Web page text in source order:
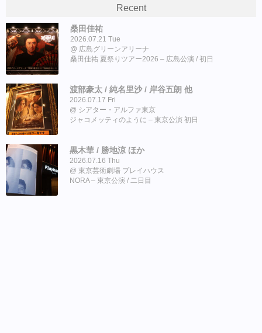
Recent
桑田佳祐
2026.07.21 Tue
広島グリーンアリーナ
桑田佳祐 夏祭りツアー2026 – 広島公演 / 初日
渡部豪太 / 純名里沙 / 岸谷五朗 他
2026.07.17 Fri
シアター・アルファ東京
ジャコメッティのように – 東京公演 初日
黒木華 / 勝地涼 ほか
2026.07.16 Thu
東京芸術劇場 プレイハウス
NORA – 東京公演 / 二日目